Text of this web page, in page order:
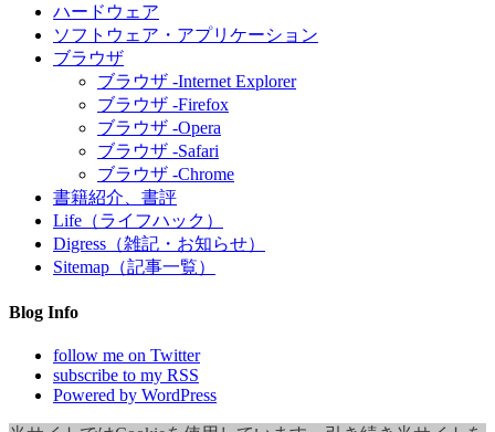
ハードウェア
ソフトウェア・アプリケーション
ブラウザ
ブラウザ -Internet Explorer
ブラウザ -Firefox
ブラウザ -Opera
ブラウザ -Safari
ブラウザ -Chrome
書籍紹介、書評
Life（ライフハック）
Digress（雑記・お知らせ）
Sitemap（記事一覧）
Blog Info
follow me on Twitter
subscribe to my RSS
Powered by WordPress